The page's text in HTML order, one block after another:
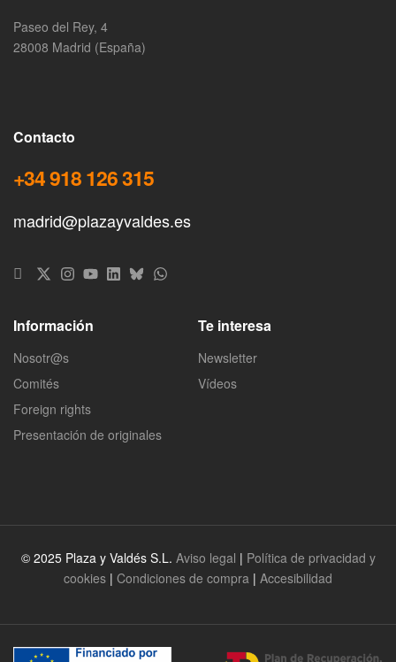
Paseo del Rey, 4
28008 Madrid (España)
Contacto
+34 918 126 315
madrid@plazayvaldes.es
Información
Nosotr@s
Comités
Foreign rights
Presentación de originales
Te interesa
Newsletter
Vídeos
© 2025 Plaza y Valdés S.L. Aviso legal | Política de privacidad y
cookies | Condiciones de compra | Accesibilidad